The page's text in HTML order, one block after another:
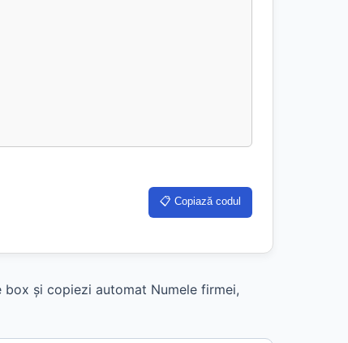
📋 Copiază codul
și copiezi automat Numele firmei,